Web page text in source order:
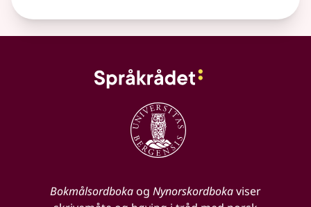
Bokmålsordbokaog Nynorskordbokaviser